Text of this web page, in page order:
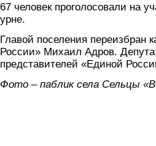
67 человек проголосовали на
урне.
Главой поселения переизбран
России» Михаил Адров.
представителей «Единой
Фото – паблик села Сельцы